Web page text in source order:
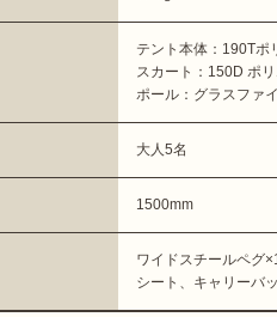
テント本体：190Tポ
スカート：150D ポ
ポール：グラスファ
大人5名
1500mm
ワイドスチールペグ
シート、キャリーバ